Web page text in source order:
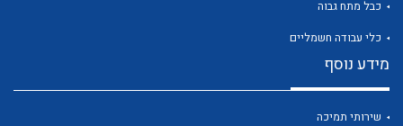
כבל מתח גבוה
כלי עבודה חשמליים
מידע נוסף
שירותי תמיכה